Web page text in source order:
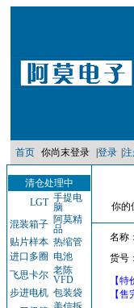
首页 你尚末登录 登录
清仓处理中
LGT 手提电
脑
混装箱子 阿莫精
品
贴片样本 热缩管
进口多圈 电池
飞思卡尔 老陈
VFD
步进电机 包装袋
你的
名称
货号
【特
【售